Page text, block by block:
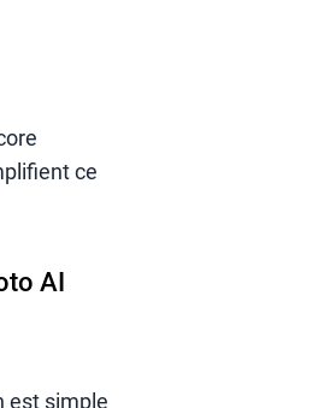
ce
AI
est simple